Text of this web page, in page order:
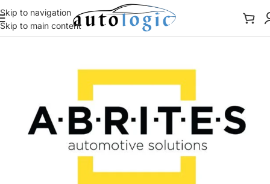
Skip to navigation
Skip to main content